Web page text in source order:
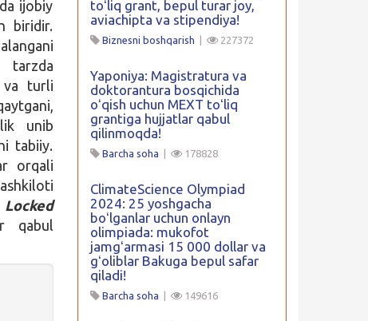
ijobiy
biridir.
va turli
unib
tabiiy.
orqali
qabul
toʻliq grant, bepul turar joy,
aviachipta va stipendiya!
Biznesni boshqarish 227372
Yaponiya: Magistratura va
doktorantura bosqichida
oʻqish uchun MEXT toʻliq
grantiga hujjatlar qabul
qilinmoqda!
Barcha soha 178828
ClimateScience Olympiad
2024: 25 yoshgacha
boʻlganlar uchun onlayn
olimpiada: mukofot
jamgʻarmasi 15 000 dollar va
gʻoliblar Bakuga bepul safar
qiladi!
Barcha soha 149616